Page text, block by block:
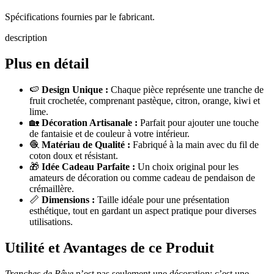
Spécifications fournies par le fabricant.
description
Plus en détail
🍉 Design Unique : Chaque pièce représente une tranche de
fruit crochetée, comprenant pastèque, citron, orange, kiwi et
lime.
🏡 Décoration Artisanale : Parfait pour ajouter une touche
de fantaisie et de couleur à votre intérieur.
🧶 Matériau de Qualité : Fabriqué à la main avec du fil de
coton doux et résistant.
🎁 Idée Cadeau Parfaite : Un choix original pour les
amateurs de décoration ou comme cadeau de pendaison de
crémaillère.
📏 Dimensions : Taille idéale pour une présentation
esthétique, tout en gardant un aspect pratique pour diverses
utilisations.
Utilité et Avantages de ce Produit